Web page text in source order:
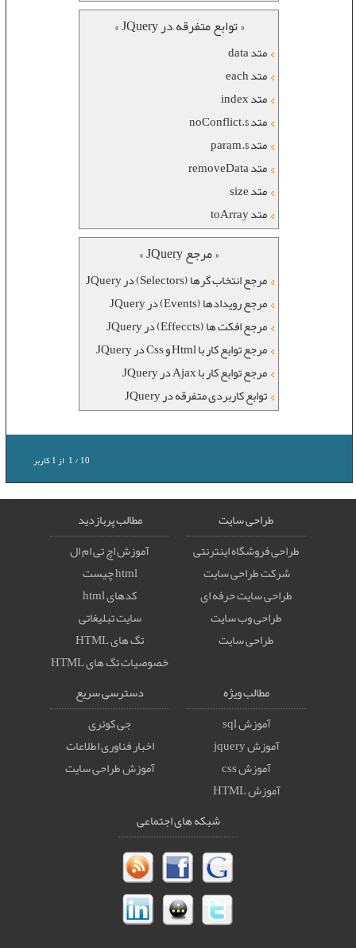
« توابع متفرقه در JQuery »
متد data
متد each
متد index
متد $.noConflict
متد $.param
متد removeData
متد size
متد toArray
« مرجع JQuery »
مرجع انتخاب گرها (Selectors) در JQuery
مرجع رویدادها (Events) در JQuery
مرجع افکت ها (Effeccts) در JQuery
مرجع توابع کار با Html و Css در JQuery
مرجع توابع کار با Ajax در JQuery
توابع کاربردی متفرقه در JQuery
1/10 از1کاربر
طراحی سایت
طراحی فروشگاه اینترنتی
شرکت طراحی سایت
طراحی سایت حرفه ای
طراحی وب سایت
طراحی سایت
مطالب پربازدید
آموزش اچ تی ام ال
html چیست
کدهای html
سایت تبلیغاتی
تگ های HTML
خصوصيات تگ های HTML
مطالب ویژه
آموزش sql
آموزش jquery
آموزش css
آموزش HTML
دسترسی سریع
جی کوئری
اخبار فناوری اطلاعات
آموزش طراحی سایت
شبکه های اجتماعی